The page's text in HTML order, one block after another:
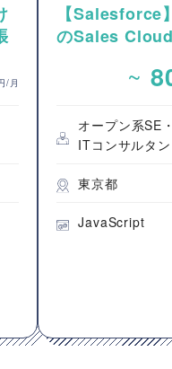
/月
【Salesforce
のSales
イズ開発支援
~
オープン系SE
ITコンサルタン
東京都
JavaScript